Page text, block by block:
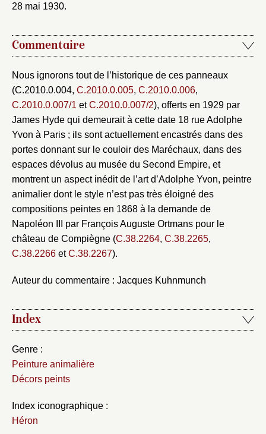
28 mai 1930.
Commentaire
Nous ignorons tout de l’historique de ces panneaux
(C.2010.0.004, C.2010.0.005, C.2010.0.006,
C.2010.0.007/1 etC.2010.0.007/2), offerts en 1929 par
James Hyde qui demeurait à cette date 18 rue Adolphe
Yvon à Paris ; ils sont actuellement encastrés dans des
portes donnant sur le couloir des Maréchaux, dans des
espaces dévolus au musée du Second Empire, et
montrent un aspect inédit de l’art d’Adolphe Yvon, peintre
animalier dont le style n’est pas très éloigné des
compositions peintes en 1868 à la demande de
Napoléon III par François Auguste Ortmans pour le
château de Compiègne (C.38.2264, C.38.2265,
C.38.2266 etC.38.2267).
Auteur du commentaire : Jacques Kuhnmunch
Index
Genre :
Peinture animalière
Décors peints
Index iconographique :
Héron